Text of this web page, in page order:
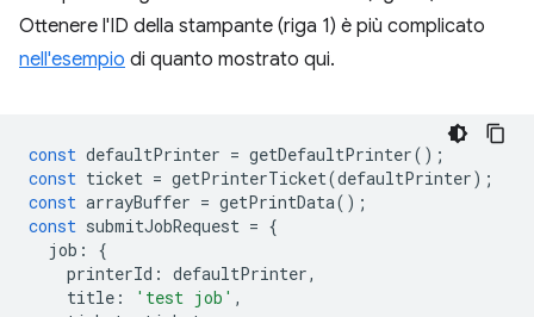
Ottenere l'ID della stampante (riga 1) è più complicato
nell'esempio di quanto mostrato qui.
const defaultPrinter = getDefaultPrinter();
const ticket = getPrinterTicket(defaultPrinter);
const arrayBuffer = getPrintData();
const submitJobRequest = {
job :
{
printerId : defaultPrinter,
title : 'test job' ,